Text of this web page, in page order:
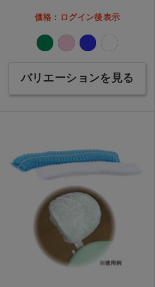
価格：ログイン後表示
バリエーションを見る